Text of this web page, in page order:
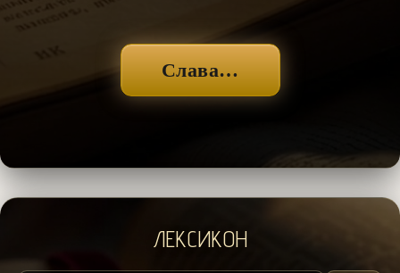
Слава…
ЛЕКСИКОН